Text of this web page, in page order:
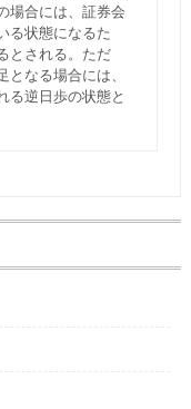
場合には、証券会
る状態になるた
とされる。ただ
となる場合には、
る逆日歩の状態と